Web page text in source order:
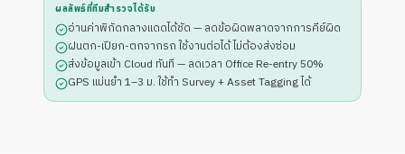
ผลลัพธ์ที่ทีมสำรวจได้รับ
อ่านค่าพิกัดกลางแดดได้ชัด — ลดข้อผิดพลาดจากการคีย์ผิด
ฝนตก-เปียก-ตกจากรถ ใช้งานต่อได้ ไม่ต้องส่งซ่อม
ส่งข้อมูลเข้า Cloud ทันที — ลดเวลา Office Re-entry 50%
GPS แม่นยำ 1–3 ม. ใช้ทำ Survey + Asset Tagging ได้